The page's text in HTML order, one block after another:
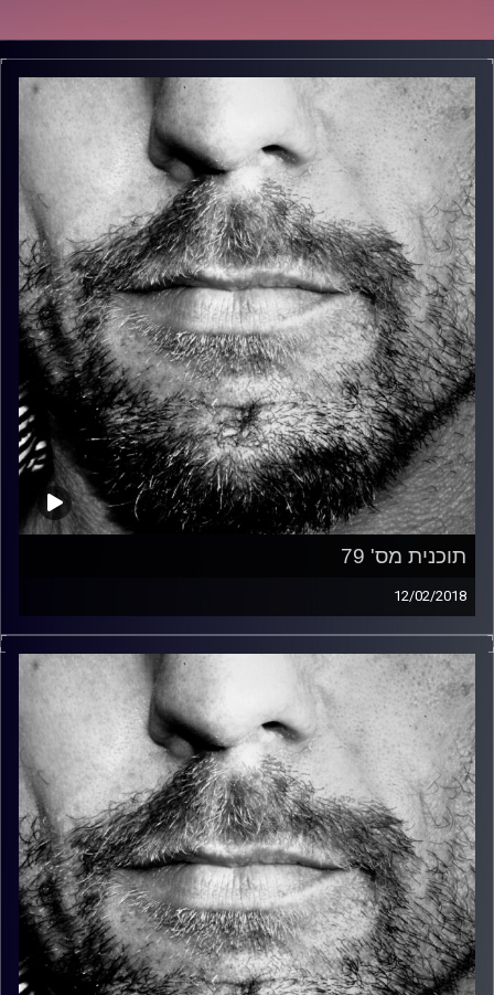
תוכנית מס' 79
12/02/2018
זיפים, מוזיקה מחוספסת של הופעות חיות. הרבה ג'אם, רוק,
בלוז, bluegrass, ג'אז, Fאנק, פרוגרסיב ואפילו אלקטרוניקה.
כל מה שחי, אמיתי ונושם.
עם שמוליק רגב.
קרדיט תמונות: David Goehring